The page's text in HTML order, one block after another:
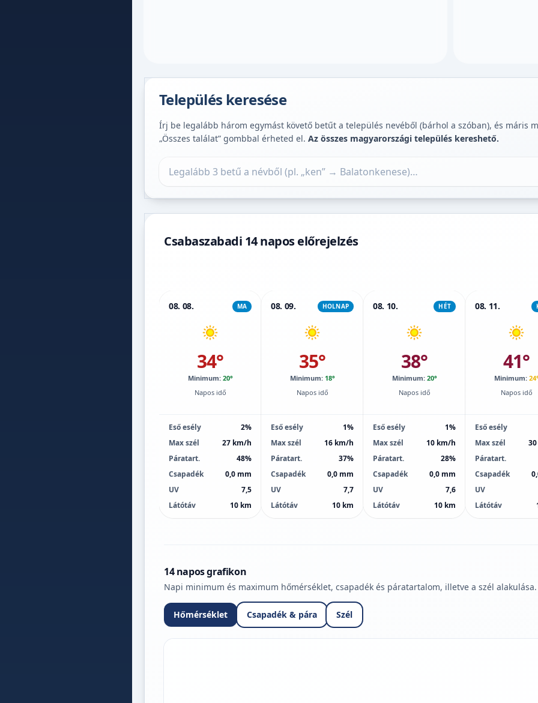
Település keresése
Írj be legalább három egymást követő betűt a település nevéből (bárhol a szóban), és máris
„Összes találat” gombbal érheted el. Az összes magyarországi település kereshető.
Csabaszabadi 14 napos előrejelzés
08. 08. MA
34°
Minimum: 20°
Napos idő
Eső esély
2%
Max szél
27 km/h
Páratart.
48%
Csapadék
0,0 mm
UV
7,5
Látótáv
10 km
08. 09. HOLNAP
35°
Minimum: 18°
Napos idő
Eső esély
1%
Max szél
16 km/h
Páratart.
37%
Csapadék
0,0 mm
UV
7,7
Látótáv
10 km
08. 10. HÉT
38°
Minimum: 20°
Napos idő
Eső esély
1%
Max szél
10 km/h
Páratart.
28%
Csapadék
0,0 mm
UV
7,6
Látótáv
10 km
08. 11.
41°
Minimum:
Napos idő
Eső esély
Max szél
Páratart.
Csapadék
UV
Látótáv
14 napos grafikon
Napi minimum és maximum hőmérséklet, csapadék és páratartalom, illetve a szél alakulása.
Hőmérséklet Csapadék & pára Szél